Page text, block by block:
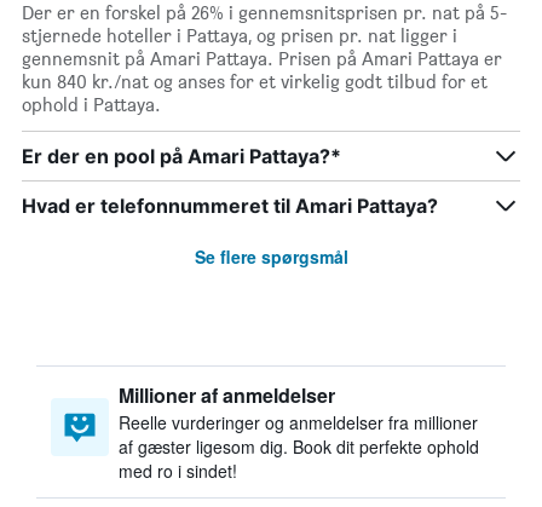
Der er en forskel på 26% i gennemsnitsprisen pr. nat på 5-
stjernede hoteller i Pattaya, og prisen pr. nat ligger i
gennemsnit på Amari Pattaya. Prisen på Amari Pattaya er
kun 840 kr./nat og anses for et virkelig godt tilbud for et
ophold i Pattaya.
Er der en pool på Amari Pattaya?*
Hvad er telefonnummeret til Amari Pattaya?
Se flere spørgsmål
Millioner af anmeldelser
Reelle vurderinger og anmeldelser fra millioner
af gæster ligesom dig. Book dit perfekte ophold
med ro i sindet!